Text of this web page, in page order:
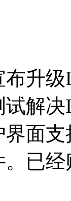
升
解
面
已